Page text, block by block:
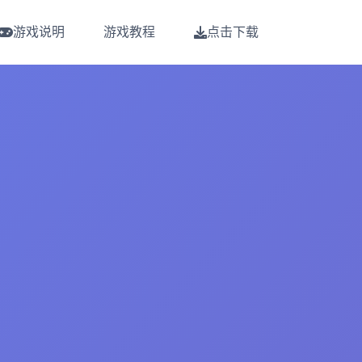
游戏说明 游戏教程 点击下载